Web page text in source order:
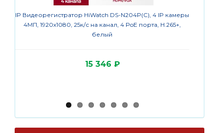
IP Видеорегистратор HiWatch DS-N204P(C), 4 IP камеры
4МП, 1920х1080, 25к/с на канал, 4 PoE порта, H.265+,
белый
15 346 ₽